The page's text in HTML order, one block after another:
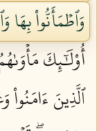
وَٱطۡمَأَنُّواْ
أُوْلَٰٓئِكَ مَأۡوَىٰهُمُ
ٱلَّذِينَ